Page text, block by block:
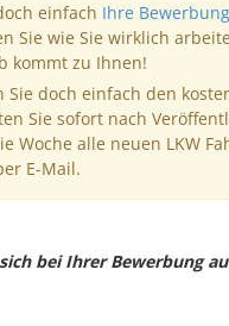
einfach Ihre
Sie wie Sie wirklich
kommt zu Ihnen!
Sie doch einfach den
Sie sofort nach
Woche alle neuen LKW
E-Mail.
bei Ihrer Bewerbung